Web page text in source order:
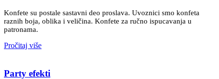
Konfete su postale sastavni deo proslava. Uvoznici smo konfeta
raznih boja, oblika i veličina. Konfete za ručno ispucavanja u
patronama.
Pročitaj više
Party efekti